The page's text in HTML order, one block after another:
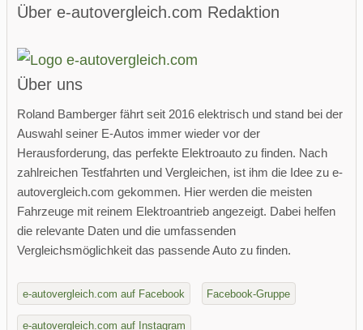
Über e-autovergleich.com Redaktion
Über uns
Roland Bamberger fährt seit 2016 elektrisch und stand bei der
Auswahl seiner E-Autos immer wieder vor der
Herausforderung, das perfekte Elektroauto zu finden. Nach
zahlreichen Testfahrten und Vergleichen, ist ihm die Idee zu e-
autovergleich.com gekommen. Hier werden die meisten
Fahrzeuge mit reinem Elektroantrieb angezeigt. Dabei helfen
die relevante Daten und die umfassenden
Vergleichsmöglichkeit das passende Auto zu finden.
e-autovergleich.com auf Facebook Facebook-Gruppe
e-autovergleich.com auf Instagram